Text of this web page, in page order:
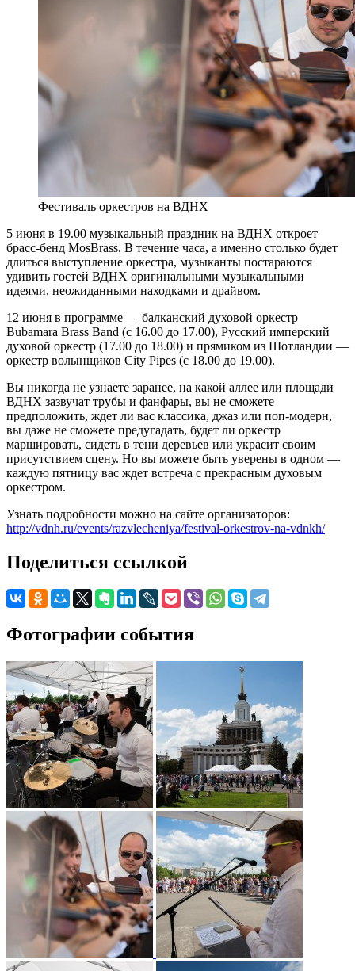
Фестиваль оркестров на ВДНХ
5 июня в 19.00 музыкальный праздник на ВДНХ откроет
брасс-бенд MosBrass. В течение часа, а именно столько будет
длиться выступление оркестра, музыканты постараются
удивить гостей ВДНХ оригинальными музыкальными
идеями, неожиданными находками и драйвом.
12 июня в программе — балканский духовой оркестр
Bubamara Brass Band (с 16.00 до 17.00), Русский имперский
духовой оркестр (17.00 до 18.00) и прямиком из Шотландии —
оркестр волынщиков City Pipes (с 18.00 до 19.00).
Вы никогда не узнаете заранее, на какой аллее или площади
ВДНХ зазвучат трубы и фанфары, вы не сможете
предположить, ждет ли вас классика, джаз или поп-модерн,
вы даже не сможете предугадать, будет ли оркестр
маршировать, сидеть в тени деревьев или украсит своим
присутствием сцену. Но вы можете быть уверены в одном —
каждую пятницу вас ждет встреча с прекрасным духовым
оркестром.
Узнать подробности можно на сайте организаторов:
http://vdnh.ru/events/razvlecheniya/festival-orkestrov-na-vdnkh/
Поделиться ссылкой
Фотографии события